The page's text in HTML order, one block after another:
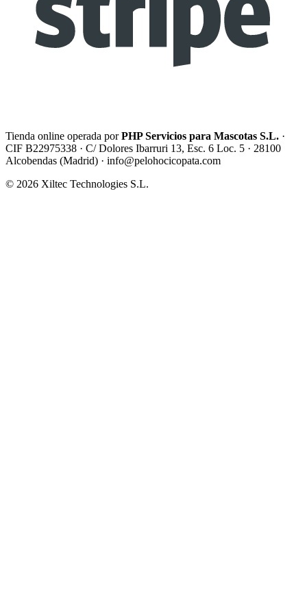
Tienda online operada porPHP Servicios para Mascotas S.L. ·
CIF B22975338 · C/ Dolores Ibarruri 13, Esc. 6 Loc. 5 · 28100
Alcobendas (Madrid) · info@pelohocicopata.com
© 2026 Xiltec Technologies S.L.